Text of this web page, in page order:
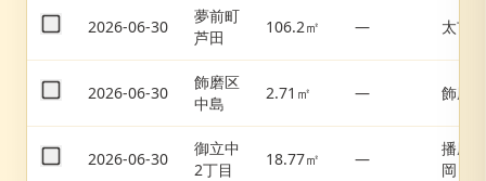
2026-06-30
夢前町
芦田
106.2㎡ — 太市
2026-06-30
飾磨区
中島
2.71㎡ — 飾磨
2026-06-30
御立中
2丁目
18.77㎡ —
播磨高
岡